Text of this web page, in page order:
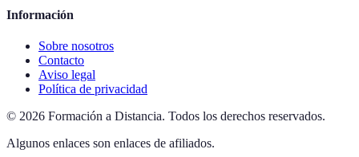
Información
Sobre nosotros
Contacto
Aviso legal
Política de privacidad
© 2026 Formación a Distancia. Todos los derechos reservados.
Algunos enlaces son enlaces de afiliados.